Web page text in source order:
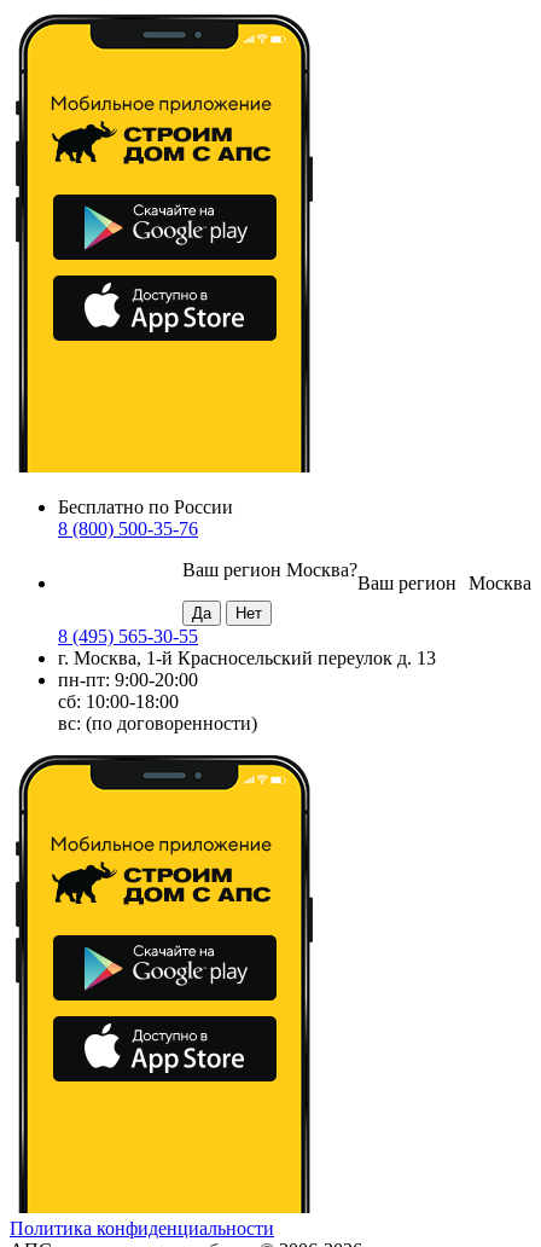
Бесплатно по России
8 (800) 500-35-76
Москва
Ваш регион
Ваш регион Москва?
8 (495) 565-30-55
г. Москва, 1-й Красносельский переулок д. 13
пн-пт: 9:00-20:00
сб: 10:00-18:00
вс: (по договоренности)
Политика конфиденциальности